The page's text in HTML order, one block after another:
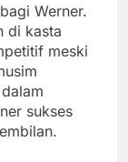
Werner.
di kasta
meski
sukses